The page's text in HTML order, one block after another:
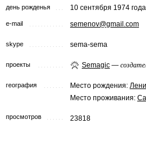
день рожденья 10 сентября 1974 года
e-mail semenov@gmail.com
skype sema-sema
проекты Semagic —
география Место рождения:
Место проживания:
просмотров 23818